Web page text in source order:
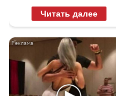
Читать далее